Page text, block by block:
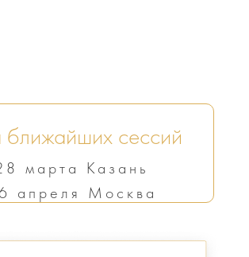
ближайших сессий
марта Казань
апреля Москва